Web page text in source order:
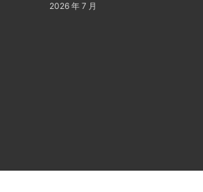
2026 年 7 月